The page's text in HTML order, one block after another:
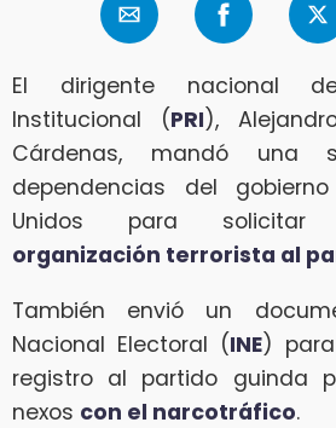
El dirigente nacional del
Institucional (PRI),
Cárdenas, mandó una
dependencias del
Unidos para solicitar
organización terrorista al
También envió un
Nacional Electoral (INE)
registro al partido guinda
nexos con el narcotráfico.